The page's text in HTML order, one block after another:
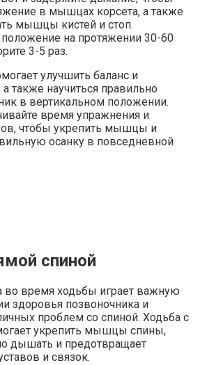
в мышцах корсета, а также
мышцы кистей и стоп.
на протяжении 30-60
3-5 раз.
улучшить баланс и
также научиться правильно
в вертикальном положении.
время упражнения и
чтобы укрепить мышцы и
осанку в повседневной
спиной
во время ходьбы играет важную
здоровья позвоночника и
проблем со спиной. Ходьба с
укрепить мышцы спины,
дышать и предотвращает
и связок.